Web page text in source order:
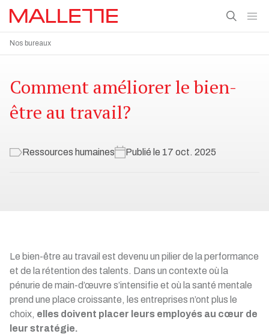
Nos bureaux
Comment améliorer le bien-
être au travail?
Ressources humaines Publié le 17 oct. 2025
Le bien-être au travail est devenu un pilier de la performance
et de la rétention des talents. Dans un contexte où la
pénurie de main-d’œuvre s’intensifie et où la santé mentale
prend une place croissante, les entreprises n’ont plus le
choix, elles doivent placer leurs employés au cœur de
leur stratégie.